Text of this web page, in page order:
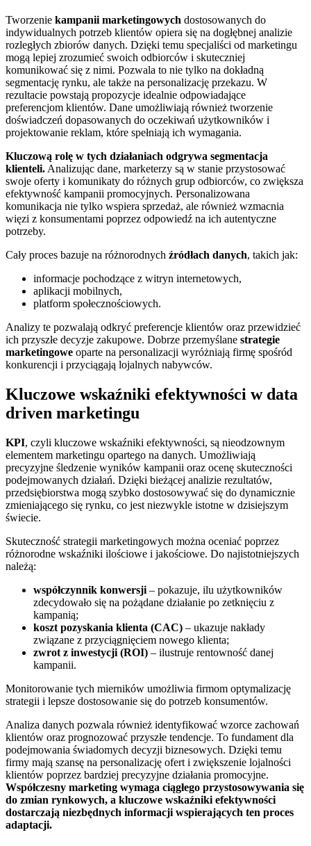
Tworzenie kampanii marketingowych dostosowanych do
indywidualnych potrzeb klientów opiera się na dogłębnej analizie
rozległych zbiorów danych. Dzięki temu specjaliści od marketingu
mogą lepiej zrozumieć swoich odbiorców i skuteczniej
komunikować się z nimi. Pozwala to nie tylko na dokładną
segmentację rynku, ale także na personalizację przekazu. W
rezultacie powstają propozycje idealnie odpowiadające
preferencjom klientów. Dane umożliwiają również tworzenie
doświadczeń dopasowanych do oczekiwań użytkowników i
projektowanie reklam, które spełniają ich wymagania.
Kluczową rolę w tych działaniach odgrywa segmentacja
klienteli. Analizując dane, marketerzy są w stanie przystosować
swoje oferty i komunikaty do różnych grup odbiorców, co zwiększa
efektywność kampanii promocyjnych. Personalizowana
komunikacja nie tylko wspiera sprzedaż, ale również wzmacnia
więzi z konsumentami poprzez odpowiedź na ich autentyczne
potrzeby.
Cały proces bazuje na różnorodnych źródłach danych, takich jak:
informacje pochodzące z witryn internetowych,
aplikacji mobilnych,
platform społecznościowych.
Analizy te pozwalają odkryć preferencje klientów oraz przewidzieć
ich przyszłe decyzje zakupowe. Dobrze przemyślane strategie
marketingowe oparte na personalizacji wyróżniają firmę spośród
konkurencji i przyciągają lojalnych nabywców.
Kluczowe wskaźniki efektywności w data
driven marketingu
KPI, czyli kluczowe wskaźniki efektywności, są nieodzownym
elementem marketingu opartego na danych. Umożliwiają
precyzyjne śledzenie wyników kampanii oraz ocenę skuteczności
podejmowanych działań. Dzięki bieżącej analizie rezultatów,
przedsiębiorstwa mogą szybko dostosowywać się do dynamicznie
zmieniającego się rynku, co jest niezwykle istotne w dzisiejszym
świecie.
Skuteczność strategii marketingowych można oceniać poprzez
różnorodne wskaźniki ilościowe i jakościowe. Do najistotniejszych
należą:
współczynnik konwersji – pokazuje, ilu użytkowników
zdecydowało się na pożądane działanie po zetknięciu z
kampanią;
koszt pozyskania klienta (CAC) – ukazuje nakłady
związane z przyciągnięciem nowego klienta;
zwrot z inwestycji (ROI) – ilustruje rentowność danej
kampanii.
Monitorowanie tych mierników umożliwia firmom optymalizację
strategii i lepsze dostosowanie się do potrzeb konsumentów.
Analiza danych pozwala również identyfikować wzorce zachowań
klientów oraz prognozować przyszłe tendencje. To fundament dla
podejmowania świadomych decyzji biznesowych. Dzięki temu
firmy mają szansę na personalizację ofert i zwiększenie lojalności
klientów poprzez bardziej precyzyjne działania promocyjne.
Współczesny marketing wymaga ciągłego przystosowywania się
do zmian rynkowych, a kluczowe wskaźniki efektywności
dostarczają niezbędnych informacji wspierających ten proces
adaptacji.